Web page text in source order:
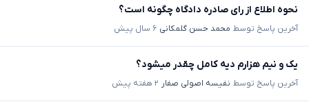
نحوه اطلاع از رای صادره دادگاه چگونه است؟
آخرین پاسخ توسط محمد حسن گلمکانی ۶ سال پیش
یک و نیم هزارم دیه کامل چقدر میشود؟
آخرین پاسخ توسط نفیسه اصولی صفار ۲ هفته پیش